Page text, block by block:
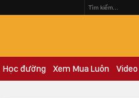
Học đường Xem Mua Luôn Video